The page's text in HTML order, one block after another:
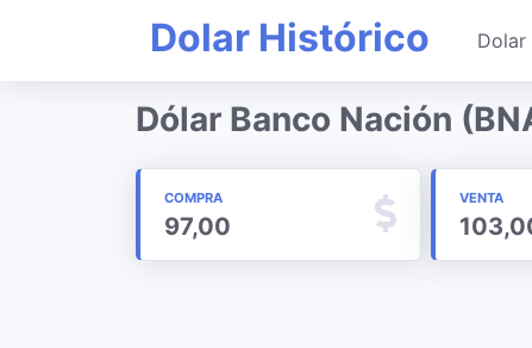
Dolar Histórico Dolar
Dólar Banco Nación
COMPRA
97,00
VENTA